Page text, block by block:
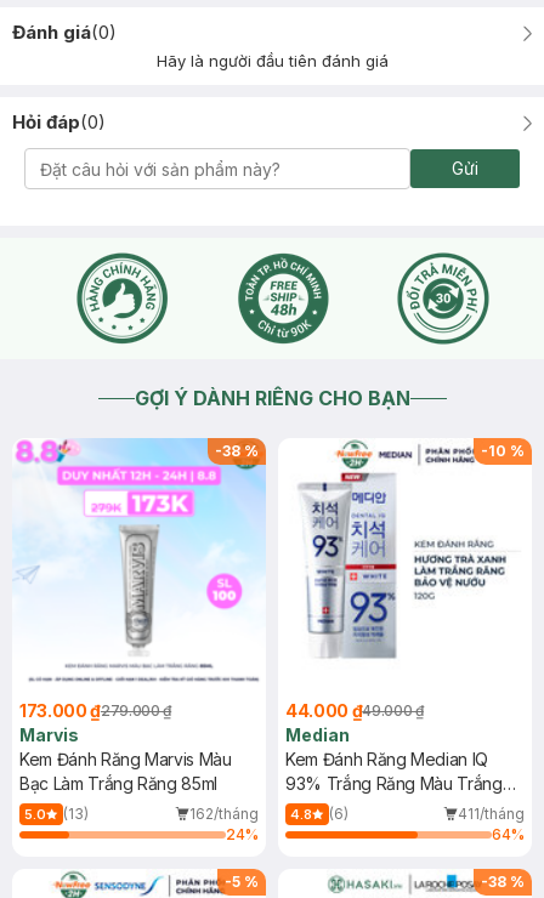
Đánh giá(0)
Hãy là người đầu tiên đánh giá
Hỏi đáp(0)
Gửi
GỢI Ý DÀNH RIÊNG CHO BẠN
-38%
173.000 ₫279.000 ₫
Marvis
Kem Đánh Răng Marvis Màu
Bạc Làm Trắng Răng 85ml
5.0 (13)
162/tháng
24%
-10 %
44.000 ₫49.000 ₫
Median
Kem Đánh Răng Median IQ
93% Trắng Răng Màu Trắng
Bạc 120g
4.8 (6)
411/tháng
64%
-5 % -38 %